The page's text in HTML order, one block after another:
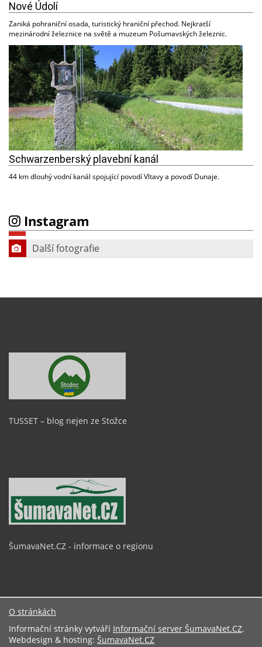
Nové Údolí
Zaniká pohraniční osada, turistický hraniční přechod. Nejkratší
mezinárodní železnice na světě a muzeum Pošumavských železnic.
Schwarzenberský plavební kanál
44 km dlouhý vodní kanál spojující povodí Vltavy a povodí Dunaje.
Instagram
Další fotografie
TUSSET – blog nejen ze Stožce
ŠumavaNet.CZ - informace o regionu
O stránkách
Informační stránky vytváří Informační server ŠumavaNet.CZ.
Webdesign & hosting: ŠumavaNet.CZ